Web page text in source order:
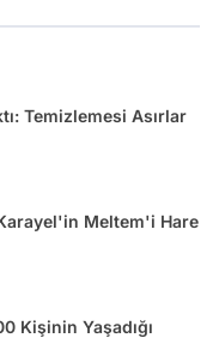
Temizlemesi Asırlar
Meltem'i Hare
Kişinin Yaşadığı